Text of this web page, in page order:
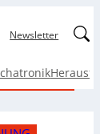
Newsletter